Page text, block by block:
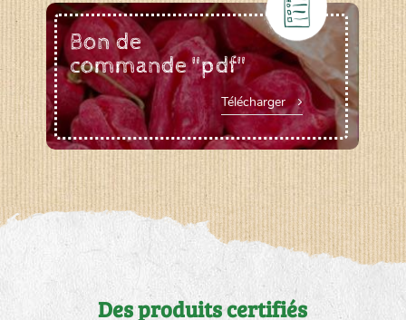
Bon de
commande "pdf"
Télécharger
Des produits certifiés